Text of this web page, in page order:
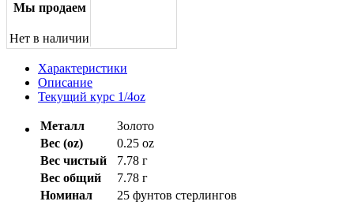
Мы продаем
Нет в наличии
Характеристики
Описание
Текущий курс 1/4oz
Металл
Золото
Вес (oz)
0.25 oz
Вес чистый
7.78 г
Вес общий
7.78 г
Номинал
25 фунтов стерлингов